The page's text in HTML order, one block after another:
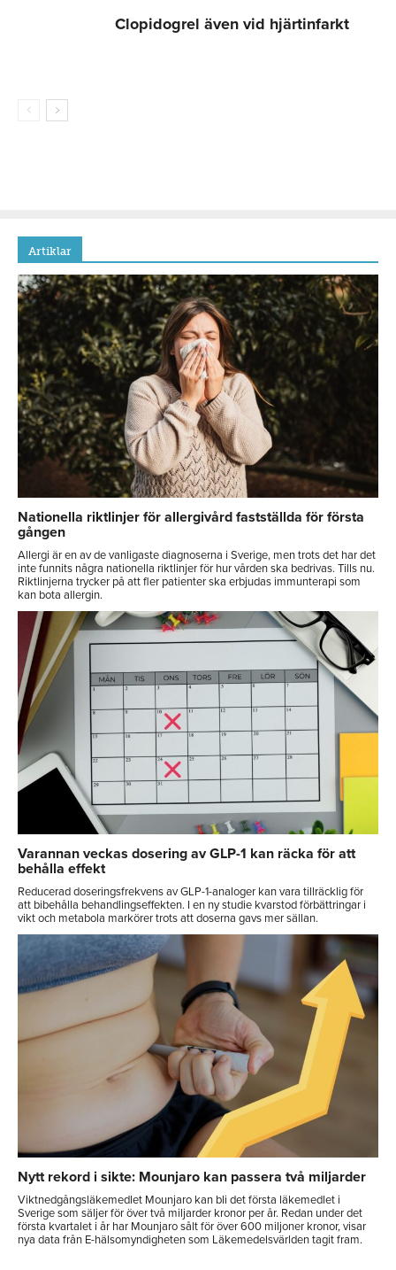
Clopidogrel även vid hjärtinfarkt
Artiklar
Nationella riktlinjer för allergivård fastställda för första
gången
Allergi är en av de vanligaste diagnoserna i Sverige, men trots det har det
inte funnits några nationella riktlinjer för hur vården ska bedrivas. Tills nu.
Riktlinjerna trycker på att fler patienter ska erbjudas immunterapi som
kan bota allergin.
Varannan veckas dosering av GLP-1 kan räcka för att
behålla effekt
Reducerad doseringsfrekvens av GLP-1-analoger kan vara tillräcklig för
att bibehålla behandlingseffekten. I en ny studie kvarstod förbättringar i
vikt och metabola markörer trots att doserna gavs mer sällan.
Nytt rekord i sikte: Mounjaro kan passera två miljarder
Viktnedgångsläkemedlet Mounjaro kan bli det första läkemedlet i
Sverige som säljer för över två miljarder kronor per år. Redan under det
första kvartalet i år har Mounjaro sålt för över 600 miljoner kronor, visar
nya data från E-hälsomyndigheten som Läkemedelsvärlden tagit fram.